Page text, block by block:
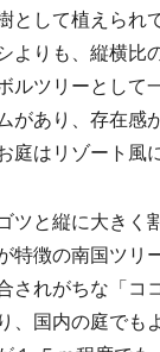
として植えられ
よりも、縦横比
ルツリーとして
があり、存在感
庭はリゾート風に
ツと縦に大きく
特徴の南国ツリ
されがちな「コ
、国内の庭でも